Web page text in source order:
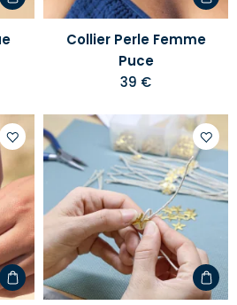
Collier Perle Femme
Puce
39 €
Ajouter
à
votre
liste
d'envies
à
votre
liste